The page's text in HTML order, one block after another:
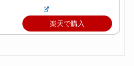
楽天で購入